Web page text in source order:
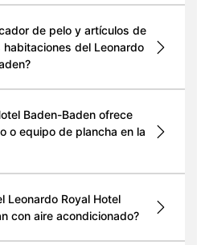
de pelo y artículos de
del Leonardo
Baden-Baden ofrece
o equipo de plancha en la
Leonardo Royal Hotel
con aire acondicionado?